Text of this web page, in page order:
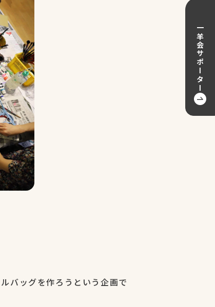
一羊会サポーター
バッグを作ろうという企画で